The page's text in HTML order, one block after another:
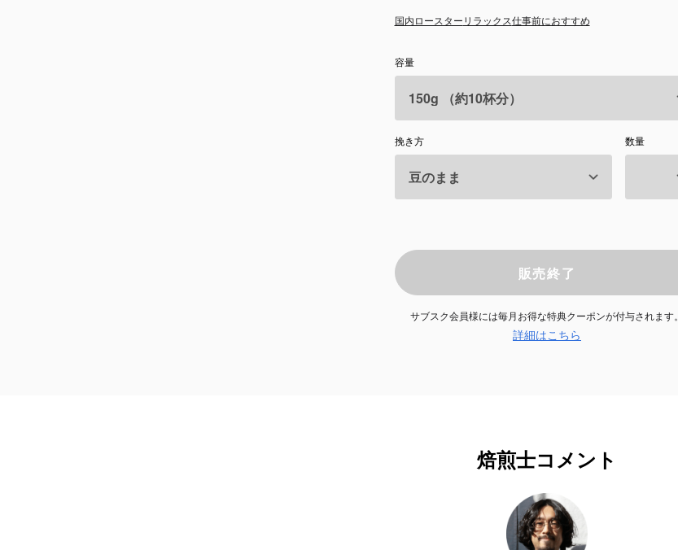
国内ロースターリラックス仕事前におすすめ
容量
挽き方 数量
販売終了
サブスク会員様には毎月お得な特典クーポンが付与されます。
詳細はこちら
焙煎士コメント